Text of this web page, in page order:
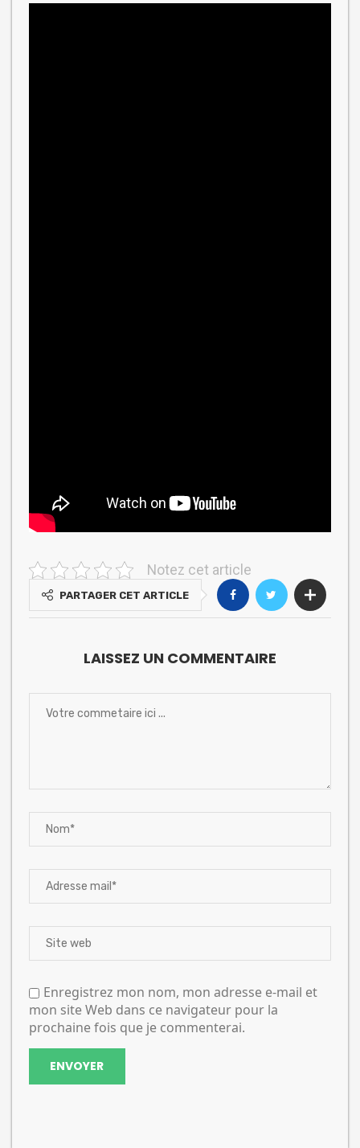
Notez cet article
PARTAGER CET ARTICLE
LAISSEZ UN COMMENTAIRE
Enregistrez mon nom, mon adresse e-mail et
mon site Web dans ce navigateur pour la
prochaine fois que je commenterai.